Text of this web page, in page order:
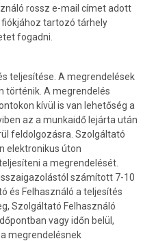
rossz e-mail címet adott
tartozó tárhely
üzenetet fogadni.
teljesítése. A megrendelések
történik. A megrendelés
kívül is van lehetőség a
az a munkaidő lejárta után
feldolgozásra. Szolgáltató
elektronikus úton
a megrendelését.
számított 7-10
és Felhasználó a teljesítés
Szolgáltató Felhasználó
vagy időn belül,
megrendelésnek